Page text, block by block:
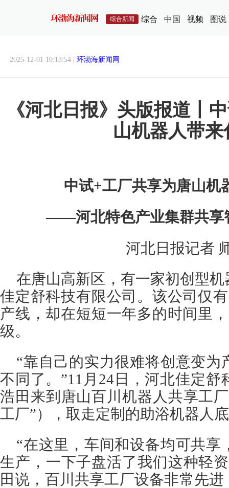
综合新闻 综合 中国 视频 图说
2025-12-01 10:13:54 | 环渤海新闻网
《河北日报》头版报道丨
山机器人带来
中试+工厂共享为唐山机
——河北特色产业集群共享
河北日报记者
在唐山高新区，有一家初创型
佳定舒科技有限公司。该公司仅
产线，却在短短一年多的时间里
级。
“靠自己的实力很难将创意变为
不同了。”11月24日，河北佳定
浩田来到唐山百川机器人共享工
工厂”），取走定制的助浴机器人
“在这里，车间和设备均可共享
生产，一下子盘活了我们这种轻
田说，百川共享工厂设备非常先